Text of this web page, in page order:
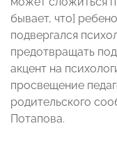
бывает, что]
подвергался
предотвращать
акцент на
просвещение
родительского
Потапова.